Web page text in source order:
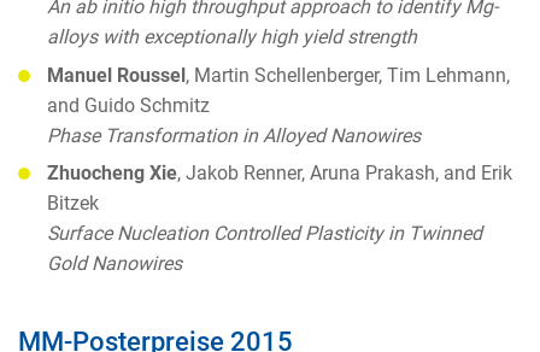
An ab initio high throughput approach to identify Mg-
alloys with exceptionally high yield strength
Manuel Roussel, Martin Schellenberger, Tim Lehmann,
and Guido Schmitz
Phase Transformation in Alloyed Nanowires
Zhuocheng Xie, Jakob Renner, Aruna Prakash, and Erik
Bitzek
Surface Nucleation Controlled Plasticity in Twinned
Gold Nanowires
MM-Posterpreise 2015